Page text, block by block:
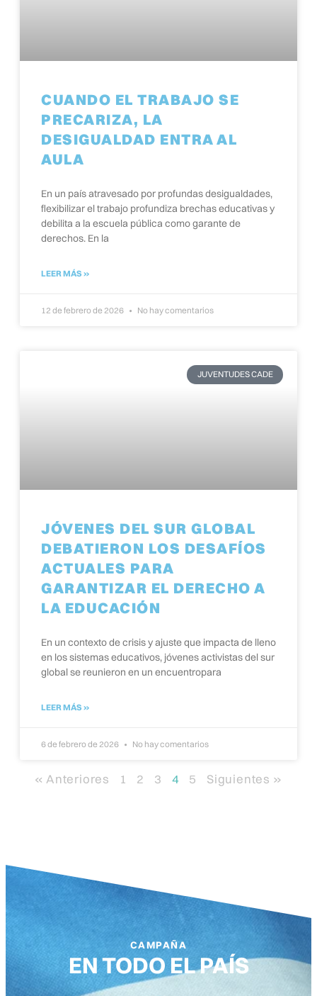
CUANDO EL TRABAJO SE
PRECARIZA, LA
DESIGUALDAD ENTRA AL
AULA
En un país atravesado por profundas desigualdades,
flexibilizar el trabajo profundiza brechas educativas y
debilita a la escuela pública como garante de
derechos. En la
LEER MÁS »
12 de febrero de 2026 No hay comentarios
JUVENTUDES CADE
JÓVENES DEL SUR GLOBAL
DEBATIERON LOS DESAFÍOS
ACTUALES PARA
GARANTIZAR EL DERECHO A
LA EDUCACIÓN
En un contexto de crisis y ajuste que impacta de lleno
en los sistemas educativos, jóvenes activistas del sur
global se reunieron en un encuentropara
LEER MÁS »
6 de febrero de 2026 No hay comentarios
« Anteriores 1 2 3 4 5 Siguientes »
CAMPAÑA
EN TODO EL PAÍS